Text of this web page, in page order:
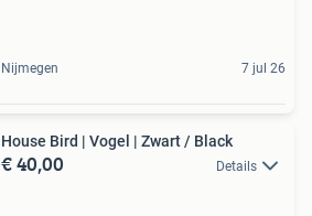
Nijmegen 7 jul 26
House Bird | Vogel | Zwart / Black
€ 40,00 Details